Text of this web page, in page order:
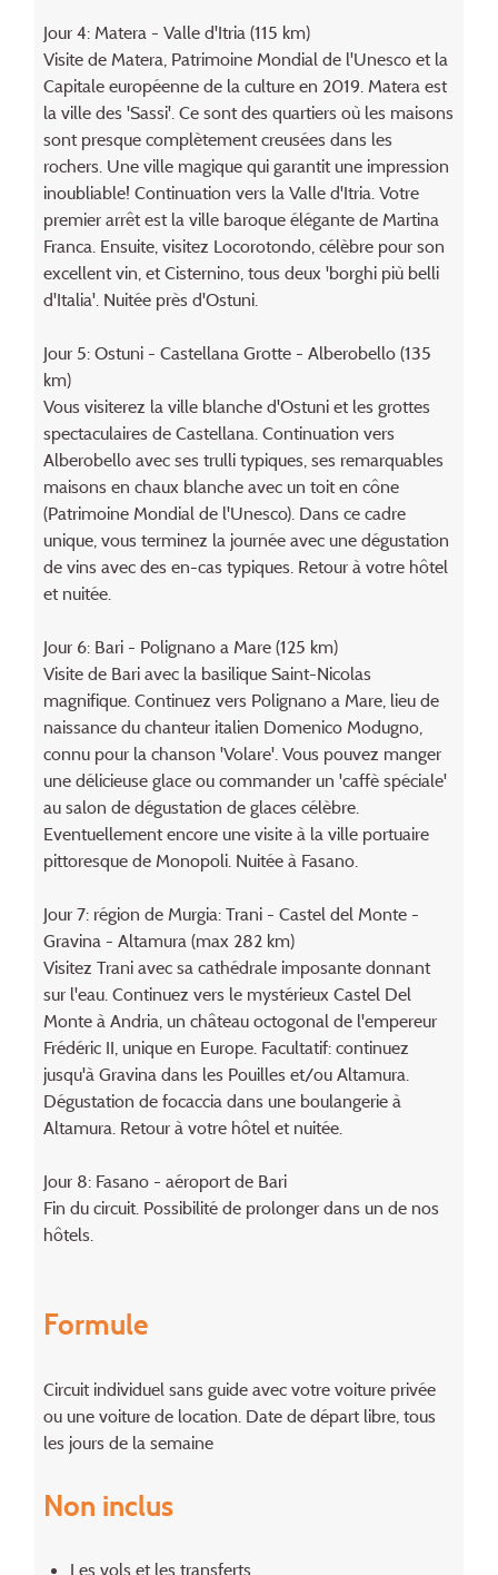
Jour 4: Matera - Valle d'Itria (115 km)
Visite de Matera, Patrimoine Mondial de l'Unesco et la
Capitale européenne de la culture en 2019. Matera est
la ville des 'Sassi'. Ce sont des quartiers où les maisons
sont presque complètement creusées dans les
rochers. Une ville magique qui garantit une impression
inoubliable! Continuation vers la Valle d'Itria. Votre
premier arrêt est la ville baroque élégante de Martina
Franca. Ensuite, visitez Locorotondo, célèbre pour son
excellent vin, et Cisternino, tous deux 'borghi più belli
d'Italia'. Nuitée près d'Ostuni.
Jour 5: Ostuni - Castellana Grotte - Alberobello (135
km)
Vous visiterez la ville blanche d'Ostuni et les grottes
spectaculaires de Castellana. Continuation vers
Alberobello avec ses trulli typiques, ses remarquables
maisons en chaux blanche avec un toit en cône
(Patrimoine Mondial de l'Unesco). Dans ce cadre
unique, vous terminez la journée avec une dégustation
de vins avec des en-cas typiques. Retour à votre hôtel
et nuitée.
Jour 6: Bari - Polignano a Mare (125 km)
Visite de Bari avec la basilique Saint-Nicolas
magnifique. Continuez vers Polignano a Mare, lieu de
naissance du chanteur italien Domenico Modugno,
connu pour la chanson 'Volare'. Vous pouvez manger
une délicieuse glace ou commander un 'caffè spéciale'
au salon de dégustation de glaces célèbre.
Eventuellement encore une visite à la ville portuaire
pittoresque de Monopoli. Nuitée à Fasano.
Jour 7: région de Murgia: Trani - Castel del Monte -
Gravina - Altamura (max 282 km)
Visitez Trani avec sa cathédrale imposante donnant
sur l'eau. Continuez vers le mystérieux Castel Del
Monte à Andria, un château octogonal de l'empereur
Frédéric II, unique en Europe. Facultatif: continuez
jusqu'à Gravina dans les Pouilles et/ou Altamura.
Dégustation de focaccia dans une boulangerie à
Altamura. Retour à votre hôtel et nuitée.
Jour 8: Fasano - aéroport de Bari
Fin du circuit. Possibilité de prolonger dans un de nos
hôtels.
Formule
Circuit individuel sans guide avec votre voiture privée
ou une voiture de location. Date de départ libre, tous
les jours de la semaine
Non inclus
Les vols et les transferts